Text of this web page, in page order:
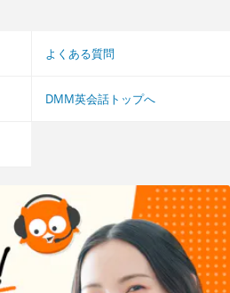
よくある質問
DMM英会話トップへ